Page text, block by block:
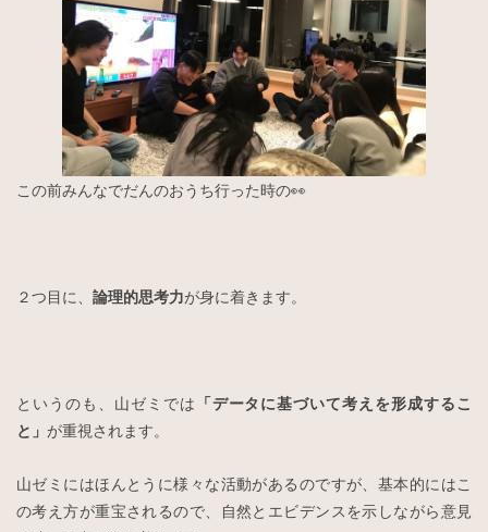
この前みんなでだんのおうち行った時の👀
２つ目に、 論理的思考力が身に着きます。
というのも、山ゼミでは 「データに基づいて考えを形成するこ
と」 が重視されます。
山ゼミにはほんとうに様々な活動があるのですが、基本的にはこ
の考え方が重宝されるので、自然とエビデンスを示しながら意見